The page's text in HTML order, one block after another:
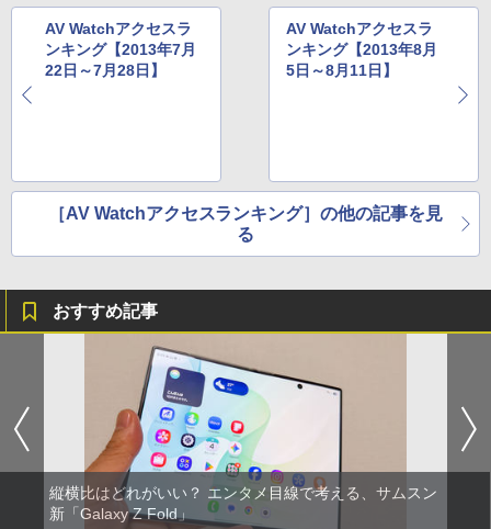
AV Watchアクセスラ
ンキング【2013年7月
22日～7月28日】
AV Watchアクセスラ
ンキング【2013年8月
5日～8月11日】
［AV Watchアクセスランキング］の他の記事を見
る
おすすめ記事
縦横比はどれがいい？ エンタメ目線で考える、サムスン
新「Galaxy Z Fold」